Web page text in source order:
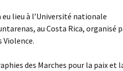
lieu à l’Université nationale
au Costa Rica, organisé
Violence.
des Marches pour la paix et